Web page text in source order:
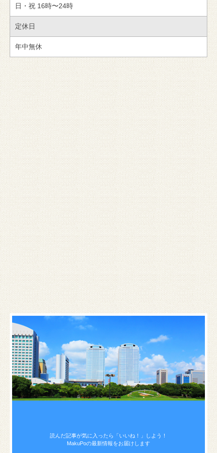
日・祝 16時〜24時
定休日
年中無休
読んだ記事が気に入ったら 「いいね！」しよう！
MakuPoの最新情報をお届けします